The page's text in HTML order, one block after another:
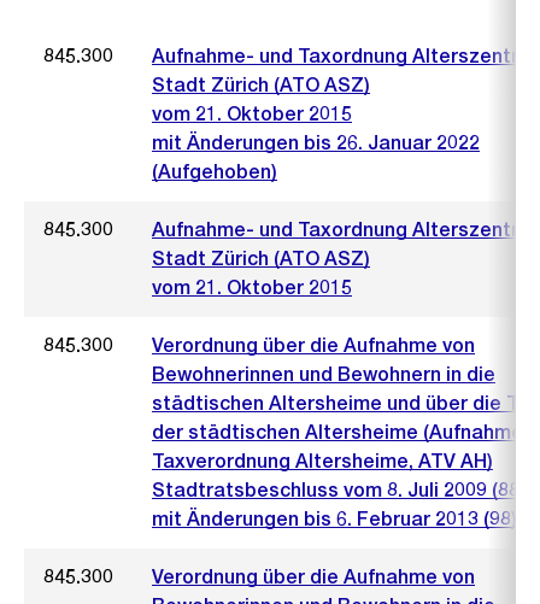
845.300
Aufnahme- und Taxordnung Alterszentren
Stadt Zürich (ATO ASZ)
vom 21. Oktober 2015
mit Änderungen bis 26. Januar 2022
(Aufgehoben)
845.300
Aufnahme- und Taxordnung Alterszentren
Stadt Zürich (ATO ASZ)
vom 21. Oktober 2015
845.300
Verordnung über die Aufnahme von
Bewohnerinnen und Bewohnern in die
städtischen Altersheime und über die
der städtischen Altersheime (Aufnahme-
Taxverordnung Altersheime, ATV AH)
Stadtratsbeschluss vom 8. Juli 2009 (884)
mit Änderungen bis 6. Februar 2013 (98)
845.300
Verordnung über die Aufnahme von